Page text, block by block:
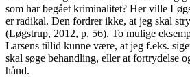
som har begået kriminalitet? Her ville
er radikal. Den fordrer ikke, at jeg skal
(Løgstrup, 2012, p. 56). To mulige
Larsens tillid kunne være, at jeg f.eks.
skal søge behandling, eller at fortrydelse
hånd.